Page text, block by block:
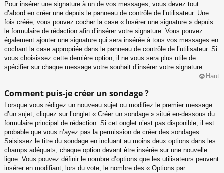
Pour insérer une signature à un de vos messages, vous devez tout
d’abord en créer une depuis le panneau de contrôle de l’utilisateur. Une
fois créée, vous pouvez cocher la case « Insérer une signature » depuis
le formulaire de rédaction afin d’insérer votre signature. Vous pouvez
également ajouter une signature qui sera insérée à tous vos messages en
cochant la case appropriée dans le panneau de contrôle de l’utilisateur. Si
vous choisissez cette dernière option, il ne vous sera plus utile de
spécifier sur chaque message votre souhait d’insérer votre signature.
Haut
Comment puis-je créer un sondage ?
Lorsque vous rédigez un nouveau sujet ou modifiez le premier message
d’un sujet, cliquez sur l’onglet « Créer un sondage » situé en-dessous du
formulaire principal de rédaction. Si cet onglet n’est pas disponible, il est
probable que vous n’ayez pas la permission de créer des sondages.
Saisissez le titre du sondage en incluant au moins deux options dans les
champs adéquats, chaque option devant être insérée sur une nouvelle
ligne. Vous pouvez définir le nombre d’options que les utilisateurs peuvent
insérer en modifiant, lors du vote, le nombre des « Options par